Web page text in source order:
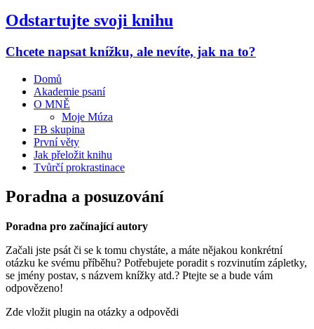
Odstartujte svoji knihu
Chcete napsat knížku, ale nevíte, jak na to?
Domů
Akademie psaní
O MNĚ
Moje Múza
FB skupina
První věty
Jak přeložit knihu
Tvůrčí prokrastinace
Poradna a posuzování
Poradna pro začínající autory
Začali jste psát či se k tomu chystáte, a máte nějakou konkrétní
otázku ke svému příběhu? Potřebujete poradit s rozvinutím zápletky,
se jmény postav, s názvem knížky atd.? Ptejte se a bude vám
odpovězeno!
Zde vložit plugin na otázky a odpovědi